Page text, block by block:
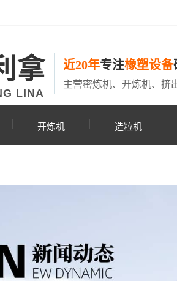
拿
LINA
近20年专注橡塑设备
主营密炼机、开炼机、挤
开炼机 造粒机